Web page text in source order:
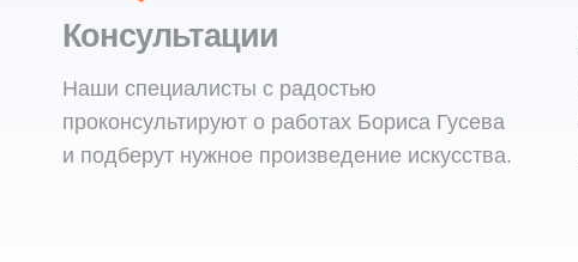
Консультации
Наши специалисты с радостью
проконсультируют о работах Бориса Гусева
и подберут нужное произведение искусства.